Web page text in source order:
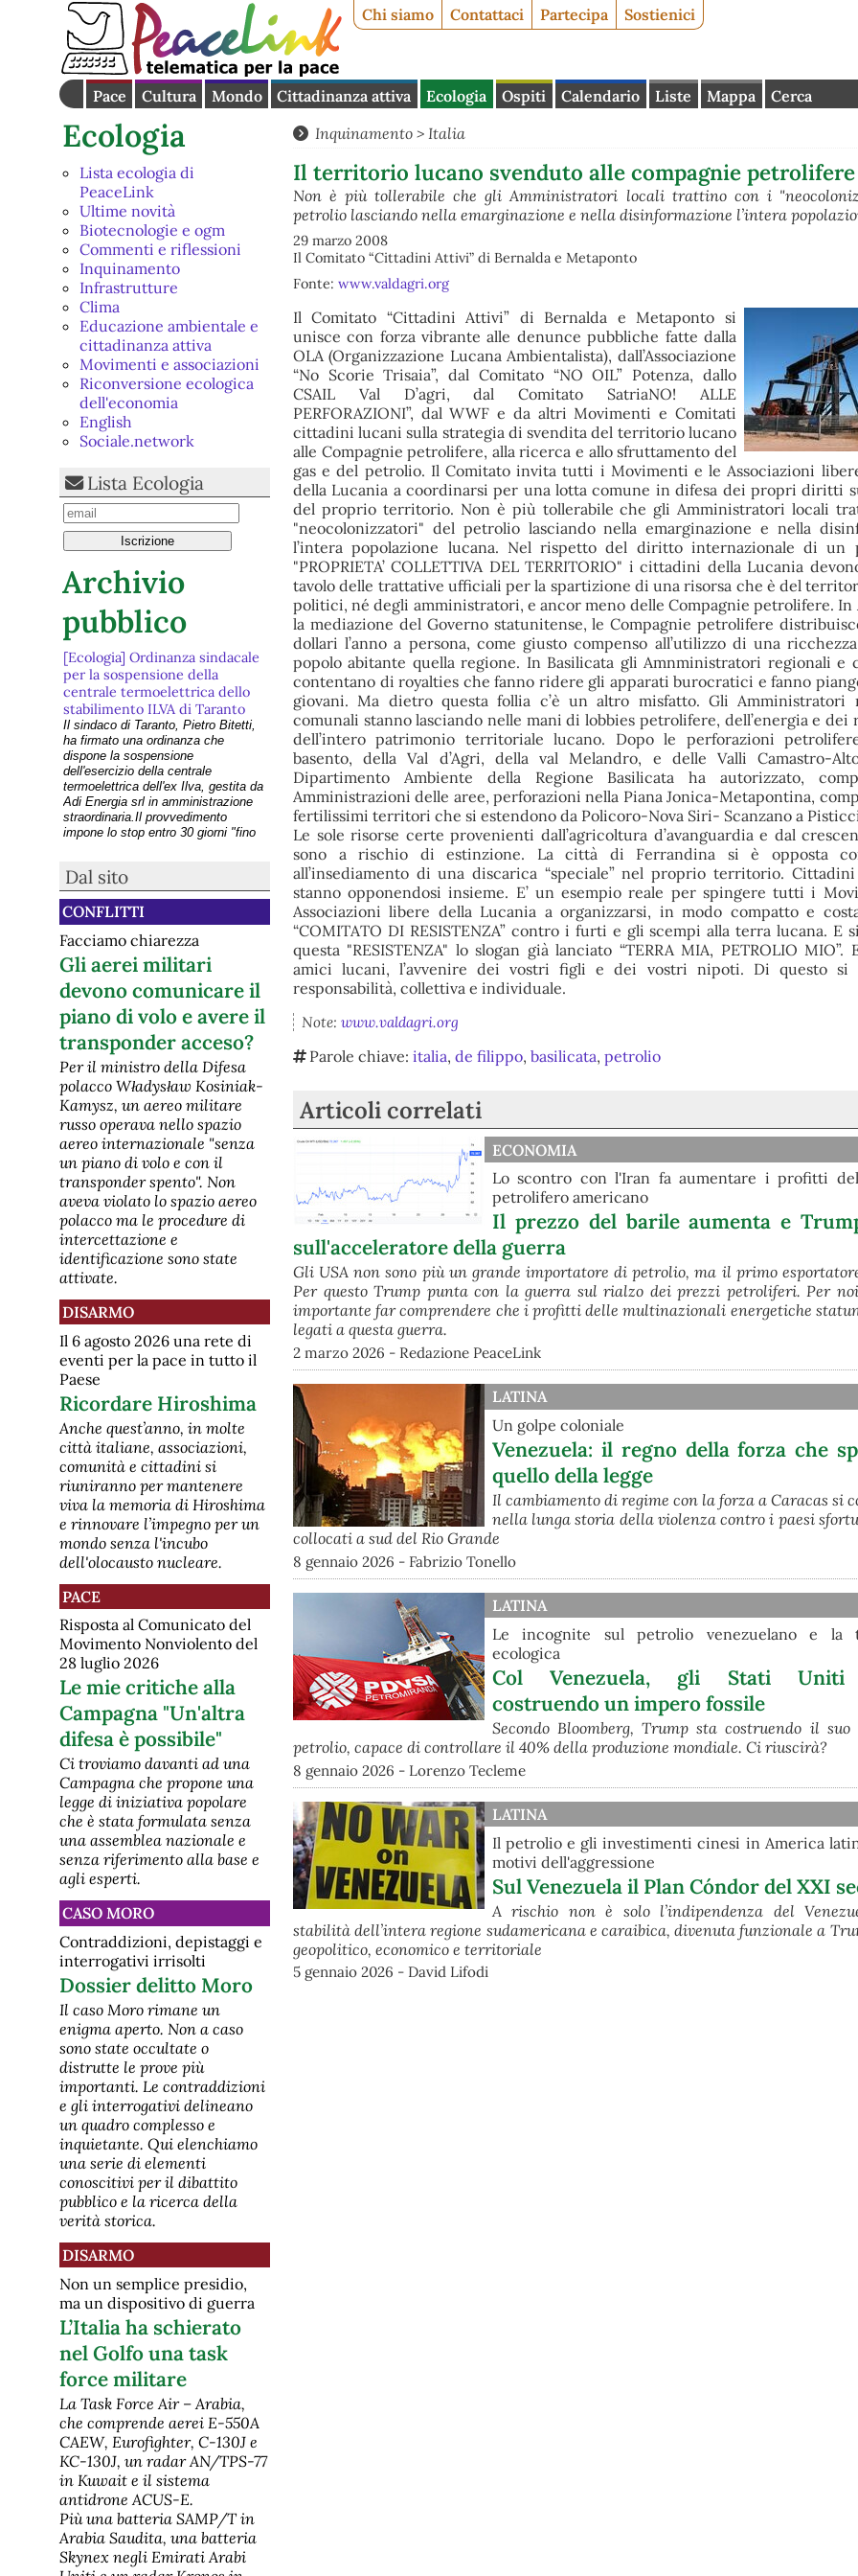
Chi siamo Contattaci Partecipa Sostienici
Pace Cultura Mondo Cittadinanza attiva Ecologia Ospiti Calendario Liste Mappa Cerca
Ecologia
Lista ecologia di
PeaceLink
Ultime novità
Biotecnologie e ogm
Commenti e riflessioni
Inquinamento
Infrastrutture
Clima
Educazione ambientale e
cittadinanza attiva
Movimenti e associazioni
Riconversione ecologica
dell'economia
English
Sociale.network
Lista Ecologia
Archivio
pubblico
[Ecologia] Ordinanza sindacale
per la sospensione della
centrale termoelettrica dello
stabilimento ILVA di Taranto
Il sindaco di Taranto, Pietro Bitetti,
ha firmato una ordinanza che
dispone la sospensione
dell'esercizio della centrale
termoelettrica dell'ex Ilva, gestita da
Adi Energia srl in amministrazione
straordinaria.Il provvedimento
impone lo stop entro 30 giorni "fino
2026 a Domenico Iannacone
Premio Ambiente Coripet al Festival
della TV di Dogliani 2026:
riconoscimento a Domenico
Iannacone per il contributo al
racconto dei territori e delle sue
fragilitàMilano, 18 maggio 2026 – In
occasione della quindicesima
Dogliani, Coripet, consorzio volo
Dal sito
CONFLITTI
Facciamo chiarezza
Gli aerei militari
devono comunicare il
piano di volo e avere il
transponder acceso?
Per il ministro della Difesa
polacco Władysław Kosiniak-
Kamysz, un aereo militare
russo operava nello spazio
aereo internazionale "senza
un piano di volo e con il
transponder spento". Non
aveva violato lo spazio aereo
polacco ma le procedure di
intercettazione e
identificazione sono state
attivate.
DISARMO
Il 6 agosto 2026 una rete di
eventi per la pace in tutto il
Paese
Ricordare Hiroshima
Anche quest’anno, in molte
città italiane, associazioni,
comunità e cittadini si
riuniranno per mantenere
viva la memoria di Hiroshima
e rinnovare l’impegno per un
mondo senza l'incubo
dell'olocausto nucleare.
PACE
Risposta al Comunicato del
Movimento Nonviolento del
28 luglio 2026
Le mie critiche alla
Campagna "Un'altra
difesa è possibile"
Ci troviamo davanti ad una
Campagna che propone una
legge di iniziativa popolare
che è stata formulata senza
una assemblea nazionale e
senza riferimento alla base e
agli esperti.
CASO MORO
Contraddizioni, depistaggi e
interrogativi irrisolti
Dossier delitto Moro
Il caso Moro rimane un
enigma aperto. Non a caso
sono state occultate o
distrutte le prove più
importanti. Le contraddizioni
e gli interrogativi delineano
un quadro complesso e
inquietante. Qui elenchiamo
una serie di elementi
conoscitivi per il dibattito
pubblico e la ricerca della
verità storica.
DISARMO
Non un semplice presidio,
ma un dispositivo di guerra
L’Italia ha schierato
nel Golfo una task
force militare
La Task Force Air – Arabia,
che comprende aerei E-550A
CAEW, Eurofighter, C-130J e
KC-130J, un radar AN/TPS-77
in Kuwait e il sistema
antidrone ACUS-E.
Più una batteria SAMP/T in
Arabia Saudita, una batteria
Skynex negli Emirati Arabi
Inquinamento >Italia
Il territorio lucano svenduto alle compagnie petrolifere
Non è più tollerabile che gli Amministratori locali trattino con i
petrolio lasciando nella emarginazione e nella disinformazione l’intera
29 marzo 2008
Il Comitato “Cittadini Attivi” di Bernalda e Metaponto
Fonte: www.valdagri.org
Il Comitato “Cittadini Attivi” di Bernalda e Metaponto si
unisce con forza vibrante alle denunce pubbliche fatte dalla
OLA (Organizzazione Lucana Ambientalista), dall’Associazione
“No Scorie Trisaia”, dal Comitato “NO OIL” Potenza, dallo
CSAIL Val D’agri, dal Comitato SatriaNO! ALLE
PERFORAZIONI”, dal WWF e da altri Movimenti e Comitati
cittadini lucani sulla strategia di svendita del territorio lucano
alle Compagnie petrolifere, alla ricerca e allo sfruttamento del
gas e del petrolio. Il Comitato invita tutti i Movimenti e le Associazioni
della Lucania a coordinarsi per una lotta comune in difesa dei propri diritti
del proprio territorio. Non è più tollerabile che gli Amministratori locali
"neocolonizzatori" del petrolio lasciando nella emarginazione e nella
l’intera popolazione lucana. Nel rispetto del diritto internazionale di un
"PROPRIETA’ COLLETTIVA DEL TERRITORIO" i cittadini della Lucania
tavolo delle trattative ufficiali per la spartizione di una risorsa che è del
politici, né degli amministratori, e ancor meno delle Compagnie petrolifere. In
la mediazione del Governo statunitense, le Compagnie petrolifere
dollari l’anno a persona, come giusto compenso all’utilizzo di una
popolo abitante quella regione. In Basilicata gli Amnministratori regionali e
contentano di royalties che fanno ridere gli apparati burocratici e fanno
giovani. Ma dietro questa follia c’è un altro misfatto. Gli Amministratori
comunali stanno lasciando nelle mani di lobbies petrolifere, dell’energia e
dell’intero patrimonio territoriale lucano. Dopo le perforazioni
basento, della Val d’Agri, della val Melandro, e delle Valli Camastro-
Dipartimento Ambiente della Regione Basilicata ha autorizzato,
Amministrazioni delle aree, perforazioni nella Piana Jonica-Metapontina,
fertilissimi territori che si estendono da Policoro-Nova Siri- Scanzano a
Le sole risorse certe provenienti dall’agricoltura d’avanguardia e dal
sono a rischio di estinzione. La città di Ferrandina si è opposta
all’insediamento di una discarica “speciale” nel proprio territorio.
stanno opponendosi insieme. E’ un esempio reale per spingere tutti i
Associazioni libere della Lucania a organizzarsi, in modo compatto e
“COMITATO DI RESISTENZA” contro i furti e gli scempi alla terra lucana. E
questa "RESISTENZA" lo slogan già lanciato “TERRA MIA, PETROLIO MIO”.
amici lucani, l’avvenire dei vostri figli e dei vostri nipoti. Di questo si
responsabilità, collettiva e individuale.
Note: www.valdagri.org
Parole chiave:italia,de filippo,basilicata,petrolio
Articoli correlati
ECONOMIA
Lo scontro con l'Iran fa aumentare i profitti
petrolifero americano
Il prezzo del barile aumenta e
sull'acceleratore della guerra
Gli USA non sono più un grande importatore di petrolio, ma il primo
Per questo Trump punta con la guerra sul rialzo dei prezzi petroliferi. Per
importante far comprendere che i profitti delle multinazionali energetiche
legati a questa guerra.
2 marzo 2026 - Redazione PeaceLink
LATINA
Un golpe coloniale
Venezuela: il regno della forza che
quello della legge
Il cambiamento di regime con la forza a Caracas si
nella lunga storia della violenza contro i paesi
collocati a sud del Rio Grande
8 gennaio 2026 - Fabrizio Tonello
LATINA
Le incognite sul petrolio venezuelano e la
ecologica
Col Venezuela, gli Stati Uniti
costruendo un impero fossile
Secondo Bloomberg, Trump sta costruendo il
petrolio, capace di controllare il 40% della produzione mondiale. Ci riuscirà?
8 gennaio 2026 - Lorenzo Tecleme
LATINA
Il petrolio e gli investimenti cinesi in America
motivi dell'aggressione
Sul Venezuela il Plan Cóndor del XXI
A rischio non è solo l’indipendenza del
stabilità dell’intera regione sudamericana e caraibica, divenuta funzionale a
geopolitico, economico e territoriale
5 gennaio 2026 - David Lifodi